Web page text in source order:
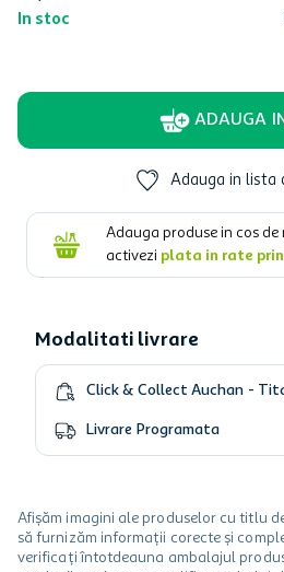
In stoc
ADAUGA
Adauga in lista
Adauga produse in cos de
activezi plata in rate
Modalitati livrare
Click & Collect Auchan -
Livrare Programata
Afișăm imagini ale produselor cu titlu
să furnizăm informații corecte și
verificați întotdeauna ambalajul